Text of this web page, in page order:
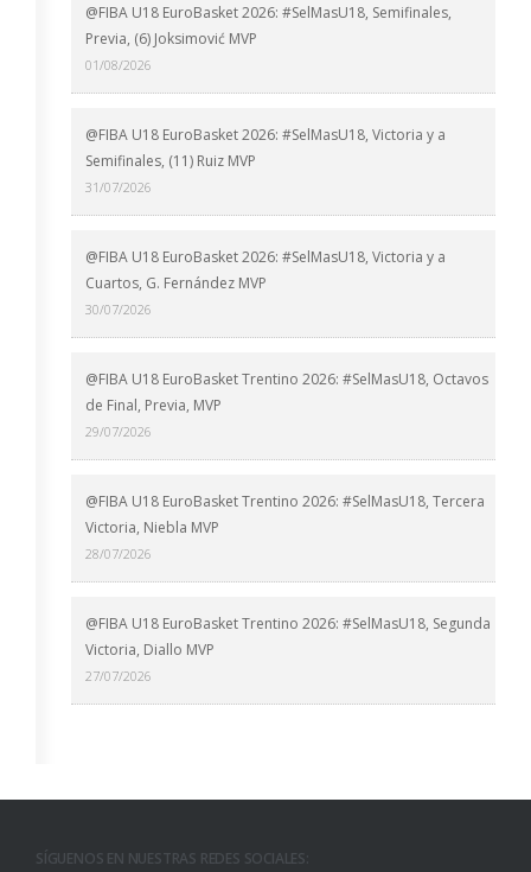
@FIBA U18 EuroBasket 2026: #SelMasU18, Semifinales,
Previa, (6) Joksimović MVP
01/08/2026
@FIBA U18 EuroBasket 2026: #SelMasU18, Victoria y a
Semifinales, (11) Ruiz MVP
31/07/2026
@FIBA U18 EuroBasket 2026: #SelMasU18, Victoria y a
Cuartos, G. Fernández MVP
30/07/2026
@FIBA U18 EuroBasket Trentino 2026: #SelMasU18, Octavos
de Final, Previa, MVP
29/07/2026
@FIBA U18 EuroBasket Trentino 2026: #SelMasU18, Tercera
Victoria, Niebla MVP
28/07/2026
@FIBA U18 EuroBasket Trentino 2026: #SelMasU18, Segunda
Victoria, Diallo MVP
27/07/2026
SÍGUENOS EN NUESTRAS REDES SOCIALES: